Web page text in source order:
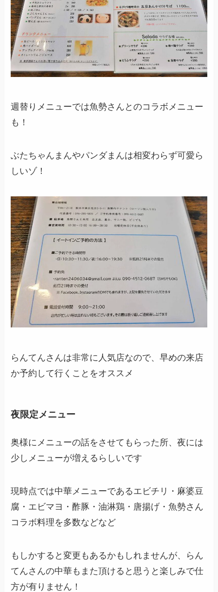
週替りメニューでは魚勢さんとのコラボメニュー
も！
ぶたちゃんまんやパンダまんは相変わらず可愛ら
しいゾ！
らんてんさんは非常に人気店なので、早めの来店
か予約して行くことをオススメ
夜限定メニュー
奥様にメニューの話をさせてもらった所、夜には
少しメニューが増えるらしいです
現時点では中華メニューであるエビチリ・麻婆豆
腐・エビマヨ・酢豚・油淋鶏・唐揚げ・魚勢さん
コラボ料理を多数などなど
もしかすると変更もあるかもしれませんが、らん
てんさんの中華もまた頂けると思うと楽しみで仕
方が有りません！